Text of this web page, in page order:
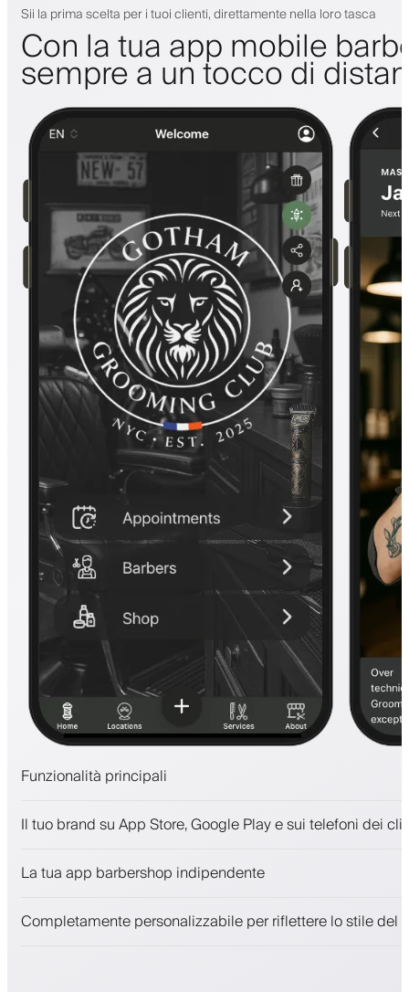
Sii la prima scelta per i tuoi clienti, direttamente nella loro tasca
Con la tua app mobile
sempre a un tocco di
Funzionalità principali
Pagamenti, deposito cauzionale
Coinvolgi i clienti con un programma fedeltà
Il tuo brand su App Store, Google Play e sui telefoni dei
La tua app barbershop indipendente
Completamente personalizzabile per riflettere lo stile del